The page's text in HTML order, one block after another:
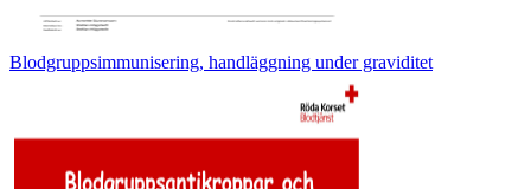
Blodgruppsimmunisering, handläggning under graviditet